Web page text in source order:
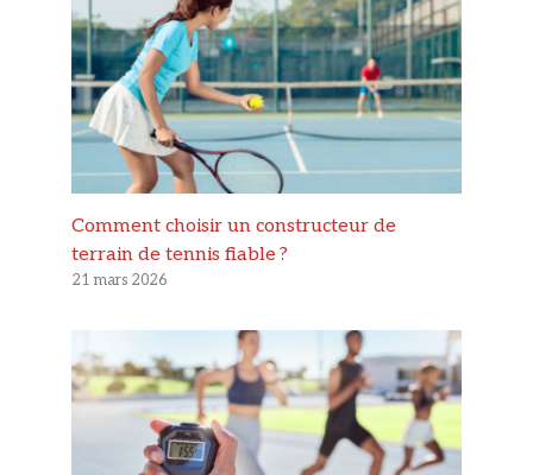
Comment choisir un constructeur de
terrain de tennis fiable ?
21 mars 2026